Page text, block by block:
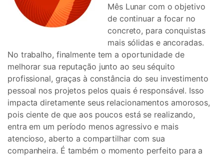
Mês Lunar com o objetivo
de continuar a focar no
concreto, para conquistas
mais sólidas e ancoradas.
No trabalho, finalmente tem a oportunidade de
melhorar sua reputação junto ao seu séquito
profissional, graças à constância do seu investimento
pessoal nos projetos pelos quais é responsável. Isso
impacta diretamente seus relacionamentos amorosos,
pois ciente de que aos poucos está se realizando,
entra em um período menos agressivo e mais
atencioso, aberto a compartilhar com sua
companheira. É também o momento perfeito para a